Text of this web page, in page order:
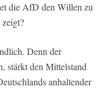
die AfD den Willen zu
Denn der
stärkt den Mittelstand
anhaltender